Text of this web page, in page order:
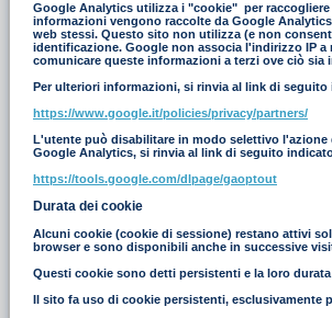
Google Analytics utilizza i "cookie" per
informazioni vengono raccolte da Google
web stessi. Questo sito non utilizza (e non
identificazione. Google non associa l'indirizzo IP
comunicare queste informazioni a terzi ove ciò
Per ulteriori informazioni, si rinvia al link di seguito
https://www.google.it/policies/privacy/partners/
L'utente può disabilitare in modo selettivo
Google Analytics, si rinvia al link di seguito
https://tools.google.com/dlpage/gaoptout
Durata dei cookie
Alcuni cookie (cookie di sessione) restano attivi
browser e sono disponibili anche in successive
Questi cookie sono detti persistenti e la loro
Il sito fa uso di cookie persistenti, esclusivamente